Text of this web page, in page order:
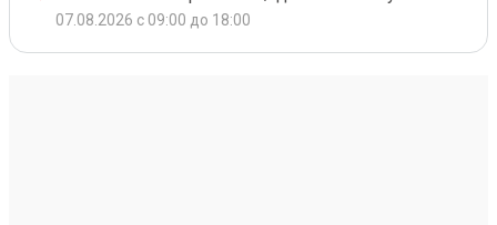
07.08.2026 с 09:00 до 18:00